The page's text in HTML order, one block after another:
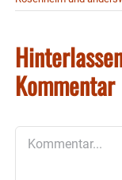
Kommentar